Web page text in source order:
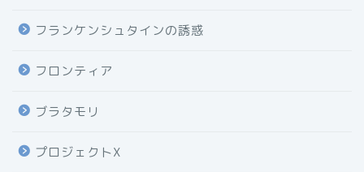
フランケンシュタインの誘惑
フロンティア
ブラタモリ
プロジェクトX